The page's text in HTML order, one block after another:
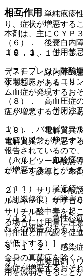
相互作用
本剤は、主にＣＹＰ
１０．１． 併用禁
デスモプレシン酢酸
夜間頻尿＞＜ミニリ
ム血症が発現するお
１０．２． 併用注
１）． バルビツー
ェニトイン、リファ
報告されているので
（バルビツール酸誘
ＣＹＰを誘導し、本
２）． サリチル酸
ルミネート、サザピ
サリチル酸中毒を起
る場合には用量に注
腎排泄と肝代謝を促
が低下する）］。
３）． 抗凝血剤（
用を減弱させること
（５）． 単純疱疹
り、症状が増悪する
（６）． 後嚢白内
〔８．３、１１．１
（７）． 緑内障の
することがある〔８
（８）． 高血圧症
症が増悪することがあ
（９）． 電解質異
電解質異常が増悪す
（１０）． 血栓症
が増悪することがあ
（１１）． 最近行
（組織修復）が障害
（１２）． 急性心
たとの報告がある〔
９．１．２． 感染症
全身の真菌症を除く
染症が増悪するおそ